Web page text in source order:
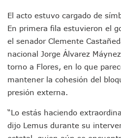
Donald Trump
Retiran 10
Arranca Copa
Bomberas De
Región Sanitaria VIII
Asesinan A
Tráfico Aéreo Cae
SAT Lleva Su
Mediante
El acto estuvo cargado de
En primera fila estuvieron el
el senador Clemente
nacional Jorge Álvarez
torno a Flores, en lo que
mantener la cohesión del
presión externa.
“Lo estás haciendo
dijo Lemus durante su